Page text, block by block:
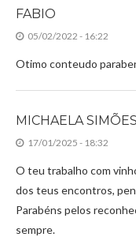
FABIO
05/02/2022 - 16:22
Otimo conteudo
MICHAELA SIMÕES
17/01/2025 - 18:32
O teu trabalho com
dos teus encontros,
Parabéns pelos
sempre.